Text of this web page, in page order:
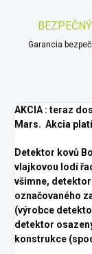
Garancia
AKCIA : teraz
Mars. Akcia
Detektor kovů
vlajkovou lodí
všimne,
označovaného
(výrobce
detektor
konstrukce